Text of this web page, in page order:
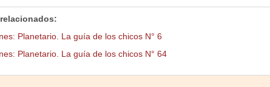
Planetario. La guía de los chicos N° 6
Planetario. La guía de los chicos N° 64